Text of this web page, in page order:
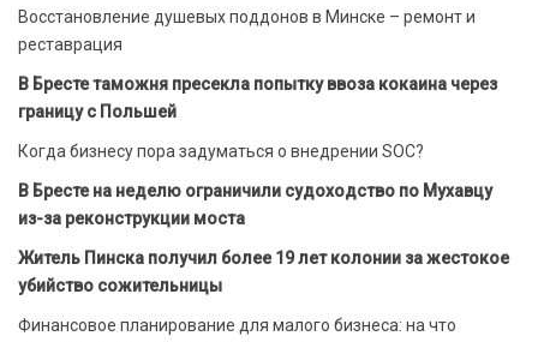
Восстановление душевых поддонов в Минске – ремонт и
реставрация
В Бресте таможня пресекла попытку ввоза кокаина через
границу с Польшей
Когда бизнесу пора задуматься о внедрении SOC?
В Бресте на неделю ограничили судоходство по Мухавцу
из-за реконструкции моста
Житель Пинска получил более 19 лет колонии за жестокое
убийство сожительницы
Финансовое планирование для малого бизнеса: на что